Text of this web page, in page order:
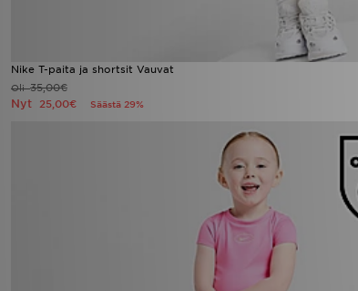
Nike T-paita ja shortsit Vauvat
Oli35,00€
Nyt 25,00€ Säästä 29%